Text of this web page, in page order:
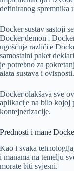
definiranog spremnika
Docker sustav sastoji
Docker demon i
ugošćuje različite
samostalni paket
je potrebno za
alata sustava i ovisnosti.
Docker olakšava sve
aplikacije na bilo kojoj
kontejnerizacije.
Prednosti i mane
Kao i svaka
i manama na temelju
morate biti svjesni.